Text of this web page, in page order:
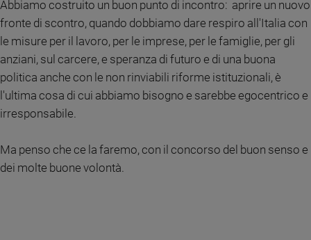
Ambiente
e
Creato
Volontariato
Diritti
Aziende
valore
della
settimana
Abbiamo costruito un buon punto di incontro: aprire un nuovo
fronte di scontro, quando dobbiamo dare respiro all'Italia con
le misure per il lavoro, per le imprese, per le famiglie, per gli
anziani, sul carcere, e speranza di futuro e di una buona
politica anche con le non rinviabili riforme istituzionali, è
l'ultima cosa di cui abbiamo bisogno e sarebbe egocentrico e
irresponsabile.
Ma penso che ce la faremo, con il concorso del buon senso e
dei molte buone volontà.